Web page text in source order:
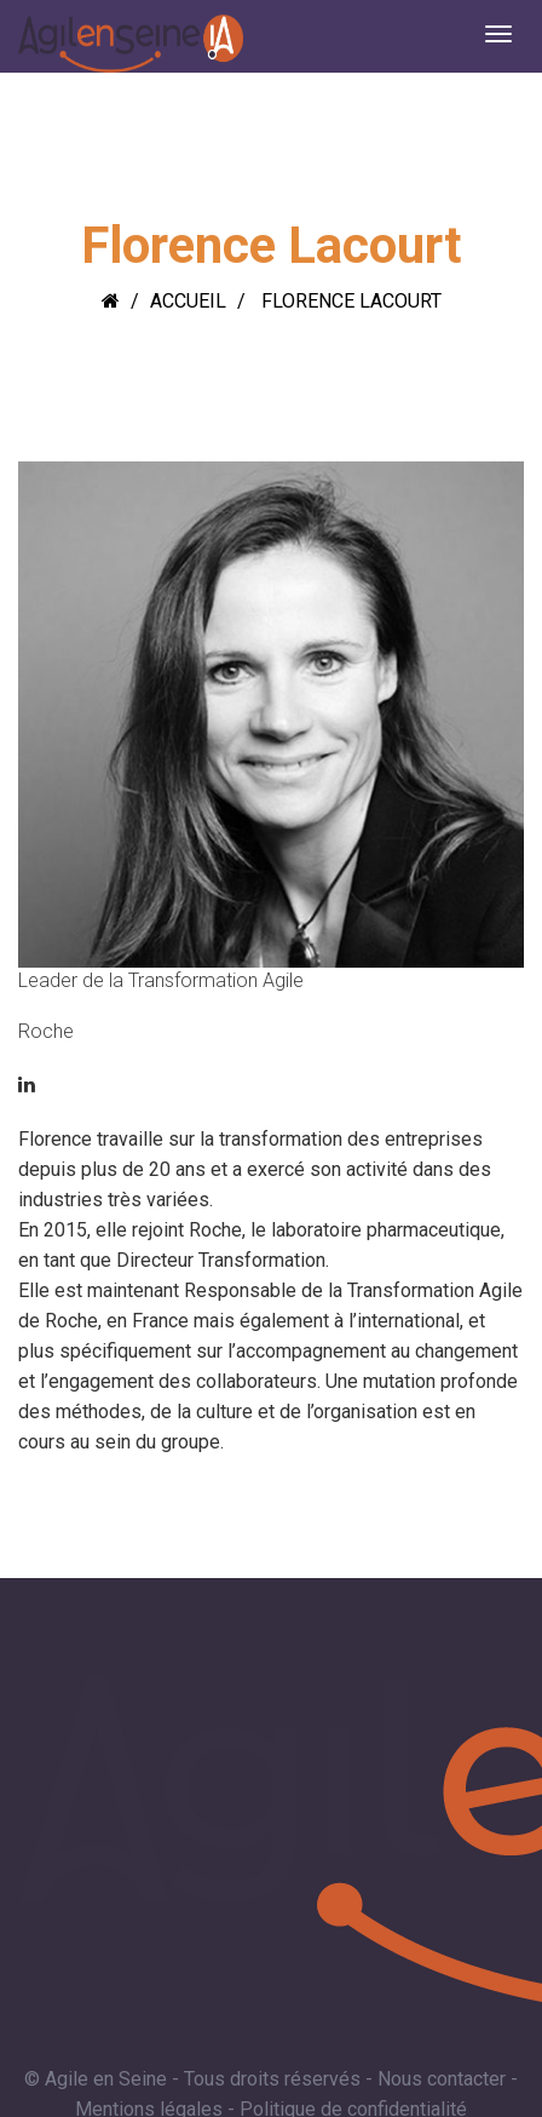
Florence Lacourt
ACCUEIL FLORENCE LACOURT
Leader de la Transformation Agile
Roche
Florence travaille sur la transformation des entreprises
depuis plus de 20 ans et a exercé son activité dans des
industries très variées.
En 2015, elle rejoint Roche, le laboratoire pharmaceutique,
en tant que Directeur Transformation.
Elle est maintenant Responsable de la Transformation Agile
de Roche, en France mais également à l’international, et
plus spécifiquement sur l’accompagnement au changement
et l’engagement des collaborateurs. Une mutation profonde
des méthodes, de la culture et de l’organisation est en
cours au sein du groupe.
© Agile en Seine - Tous droits réservés - Nous contacter -
Mentions légales - Politique de confidentialité